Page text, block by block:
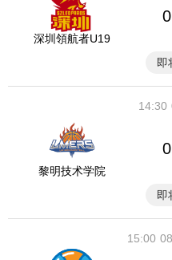
深圳領航者U19
0
即
14:30
黎明技术学院
0
即
15:00